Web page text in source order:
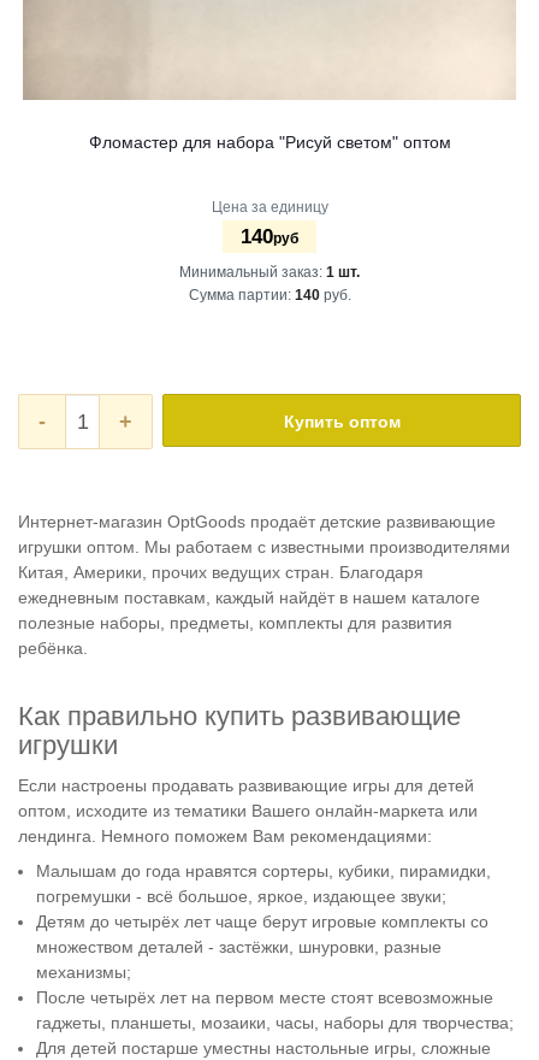
Фломастер для набора "Рисуй светом" оптом
Цена за единицу
140руб
Минимальный заказ: 1 шт.
Сумма партии: 140руб.
- + Купить оптом
Интернет-магазин OptGoods продаёт детские развивающие
игрушки оптом. Мы работаем с известными производителями
Китая, Америки, прочих ведущих стран. Благодаря
ежедневным поставкам, каждый найдёт в нашем каталоге
полезные наборы, предметы, комплекты для развития
ребёнка.
Как правильно купить развивающие
игрушки
Если настроены продавать развивающие игры для детей
оптом, исходите из тематики Вашего онлайн-маркета или
лендинга. Немного поможем Вам рекомендациями:
Малышам до года нравятся сортеры, кубики, пирамидки,
погремушки - всё большое, яркое, издающее звуки;
Детям до четырёх лет чаще берут игровые комплекты со
множеством деталей - застёжки, шнуровки, разные
механизмы;
После четырёх лет на первом месте стоят всевозможные
гаджеты, планшеты, мозаики, часы, наборы для творчества;
Для детей постарше уместны настольные игры, сложные